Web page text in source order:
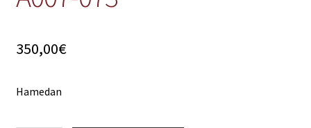
350,00€
Hamedan